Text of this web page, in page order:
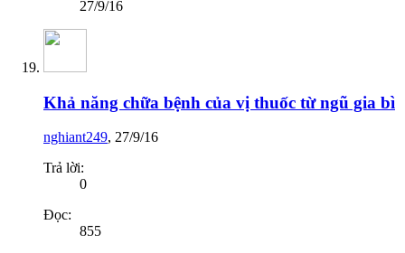
27/9/16
Khả năng chữa bệnh của vị thuốc từ ngũ gia bì
nghiant249, 27/9/16
Trả lời:
0
Đọc:
855